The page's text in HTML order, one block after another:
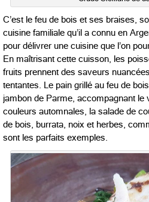
C’est le feu de bois et ses braises,
cuisine familiale qu’il a connu en
pour délivrer une cuisine que l’on
En maîtrisant cette cuisson, les
fruits prennent des saveurs
tentantes. Le pain grillé au feu de
jambon de Parme, accompagnant le
couleurs automnales, la salade de
de bois, burrata, noix et herbes,
sont les parfaits exemples.